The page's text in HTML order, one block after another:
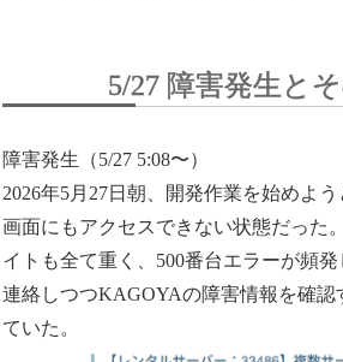
5/27 障害発生と
障害発生（5/27 5:08〜）
2026年5月27日朝、開発作業を始めよ
画面にもアクセスできない状態だった
イトも全て重く、500番台エラーが頻
連絡しつつKAGOYAの障害情報を確認
ていた。